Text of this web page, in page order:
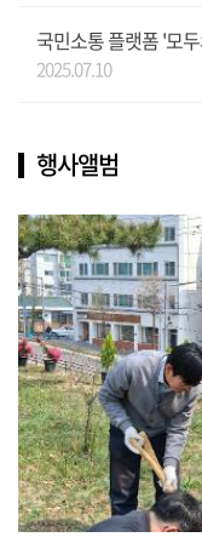
국민소통 플랫폼 '모
2025.07.10
행사앨범